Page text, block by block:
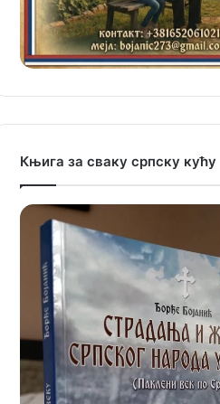
Књига за сваку српску кућу